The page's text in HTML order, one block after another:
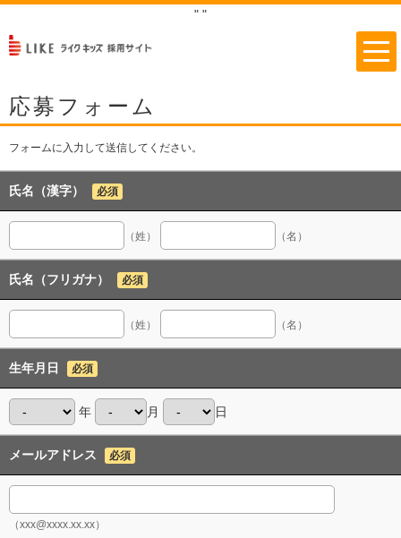
" "
応募フォーム
フォームに入力して送信してください。
氏名（漢字） 必須
（姓） （名）
氏名（フリガナ） 必須
（姓） （名）
生年月日 必須
年 月 日
メールアドレス 必須
（xxx@xxxx.xx.xx）